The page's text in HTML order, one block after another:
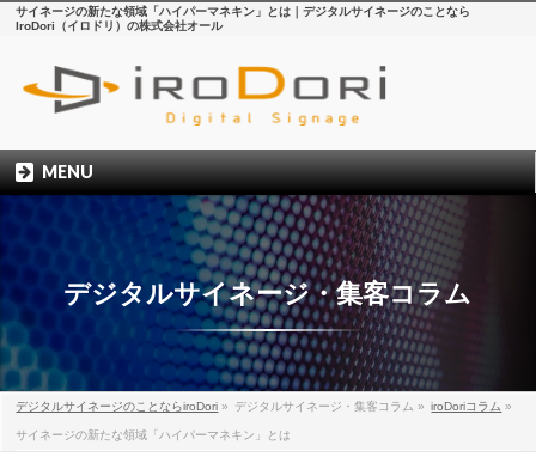
サイネージの新たな領域「ハイパーマネキン」とは｜デジタルサイネージのことなら
IroDori（イロドリ）の株式会社オール
MENU
デジタルサイネージ・集客コラム
デジタルサイネージのことならiroDori » デジタルサイネージ・集客コラム » iroDoriコラム »
サイネージの新たな領域「ハイパーマネキン」とは